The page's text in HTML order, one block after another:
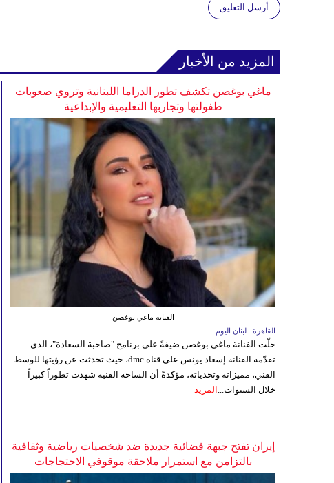
أرسل التعليق
المزيد من الأخبار
ماغي بوغصن تكشف تطور الدراما اللبنانية وتروي صعوبات
طفولتها وتجاربها التعليمية والإبداعية
الفنانة ماغي بوغصن
القاهرة ـ لبنان اليوم
حلّت الفنانة ماغي بوغصن ضيفةً على برنامج "صاحبة السعادة"، الذي
تقدّمه الفنانة إسعاد يونس على قناة dmc، حيث تحدثت عن رؤيتها للوسط
الفني، مميزاته وتحدياته، مؤكدةً أن الساحة الفنية شهدت تطوراً كبيراً
خلال السنوات... المزيد
إيران تفتح جبهة قضائية جديدة ضد شخصيات رياضية وثقافية
بالتزامن مع استمرار ملاحقة موقوفي الاحتجاجات